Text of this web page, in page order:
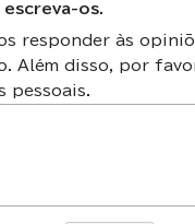
os.
responder às
Além disso, por
pessoais.